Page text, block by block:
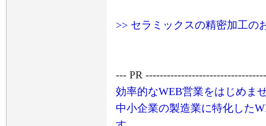
>> セラミックスの精密加工の
--- PR
効率的なWEB営業をはじめま
中小企業の製造業に特化した